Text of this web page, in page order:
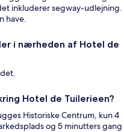
inkluderer segway-udlejning.
have.
i nærheden af Hotel de
Hotel de Tuilerieen?
Historiske Centrum, kun 4
og 5 minutters gang